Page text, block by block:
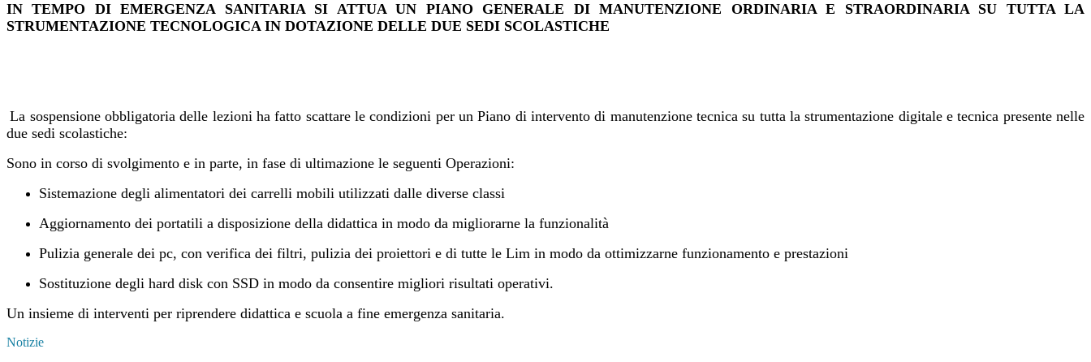
IN TEMPO DI EMERGENZA SANITARIA SI ATTUA UN PIANO GENERALE DI MANUTENZIONE ORDINARIA E STRAORDINARIA SU TUTTA LA
STRUMENTAZIONE TECNOLOGICA IN DOTAZIONE DELLE DUE SEDI SCOLASTICHE
La sospensione obbligatoria delle lezioni ha fatto scattare le condizioni per un Piano di intervento di manutenzione tecnica su tutta la strumentazione digitale e tecnica presente nelle
due sedi scolastiche:
Sono in corso di svolgimento e in parte, in fase di ultimazione le seguenti Operazioni:
Sistemazione degli alimentatori dei carrelli mobili utilizzati dalle diverse classi
Aggiornamento dei portatili a disposizione della didattica in modo da migliorarne la funzionalità
Pulizia generale dei pc, con verifica dei filtri, pulizia dei proiettori e di tutte le Lim in modo da ottimizzarne funzionamento e prestazioni
Sostituzione degli hard disk con SSD in modo da consentire migliori risultati operativi.
Un insieme di interventi per riprendere didattica e scuola a fine emergenza sanitaria.
Notizie